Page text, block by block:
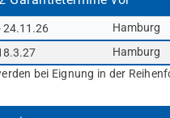
24.11.26 Hamburg
Hamburg
bei Eignung in der